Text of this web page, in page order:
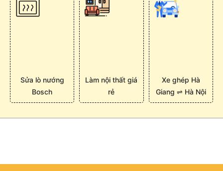
Sửa lò nướng
Bosch
Làm nội thất giá
rẻ
Xe ghép Hà
Giang ⇌ Hà Nội